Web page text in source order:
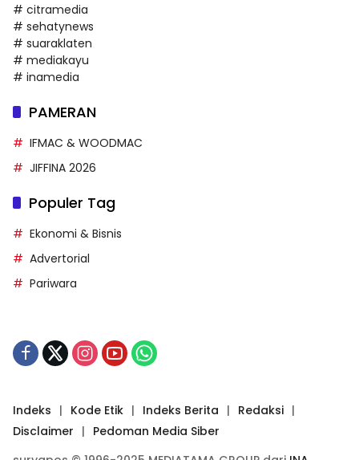
# citramedia
# sehatynews
# suaraklaten
# mediakayu
# inamedia
PAMERAN
IFMAC & WOODMAC
JIFFINA 2026
Populer Tag
Ekonomi & Bisnis
Advertorial
Pariwara
Indeks Kode Etik Indeks Berita
Redaksi
Disclaimer
Pedoman Media Siber